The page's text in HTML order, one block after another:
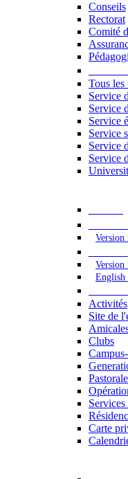
Conseils
Rectorat
Comité
Tous les
Service
Service
Service
Service
Service
Service
Version
Version
English
Activités
Site de
Clubs
Carte